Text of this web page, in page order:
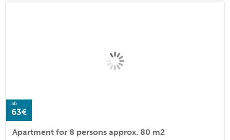
ab
63€
Apartment for 8 persons approx. 80 m2